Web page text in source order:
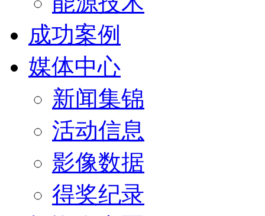
成功案例
媒体中心
新闻集锦
活动信息
影像数据
得奖纪录